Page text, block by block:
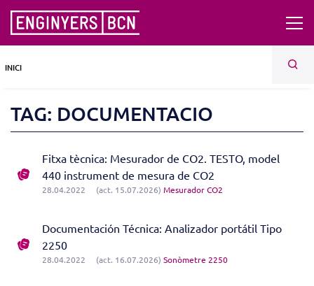
INICI
TAG: DOCUMENTACIO
Fitxa tècnica: Mesurador de CO2. TESTO, model
440 instrument de mesura de CO2
28.04.2022 (act. 15.07.2026) Mesurador CO2
Documentación Técnica: Analizador portátil Tipo
2250
28.04.2022 (act. 16.07.2026) Sonòmetre 2250